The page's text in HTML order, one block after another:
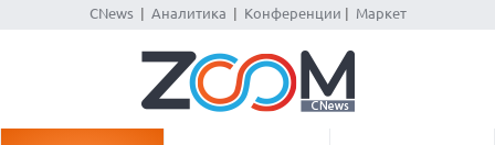
CNews| Аналитика Конференции Маркет